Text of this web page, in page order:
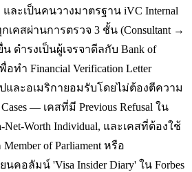
ละเป็นคนวางมาตรฐาน iVC Internal
เคสผ่านการตรวจ 3 ชั้น (Consultant →
ดำรงเป็นผู้เจรจาดีลกับ Bank of
อทำ Financial Verification Letter
ละอเมริกายอมรับโดยไม่ต้องตีความ
— เคสที่มี Previous Refusal ใน
Worth Individual, และเคสที่ต้องใช้
Member of Parliament หรือ
คอลัมน์ 'Visa Insider Diary' ใน Forbes